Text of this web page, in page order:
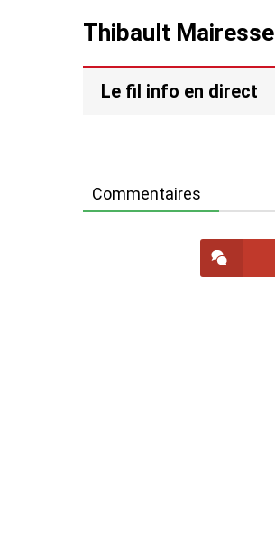
Thibault Mairesse
Le fil info en direct
Commentaires